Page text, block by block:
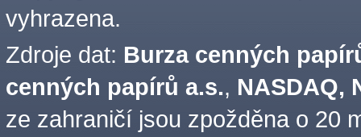
vyhrazena.
Zdroje dat: Burza cenných
cenných papírů a.s., NASDAQ,
ze zahraničí jsou zpožděna o 20